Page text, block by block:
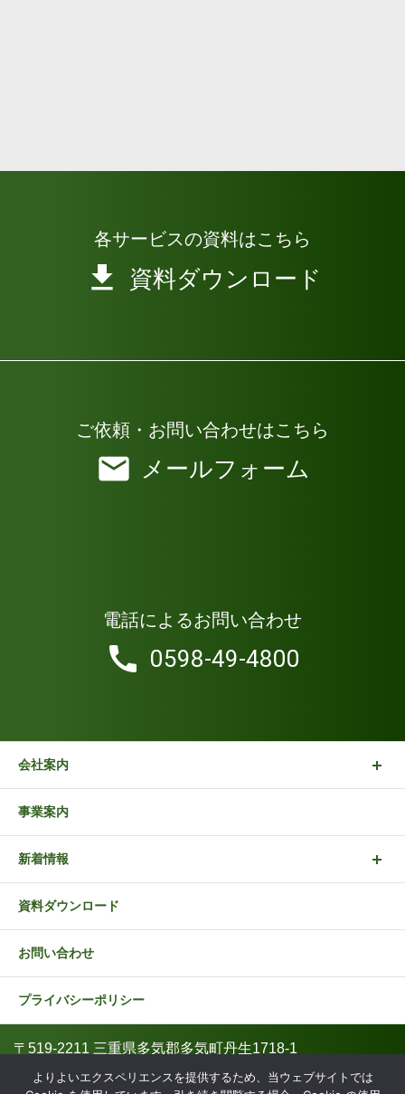
各サービスの資料はこちら
資料ダウンロード
ご依頼・お問い合わせはこちら
メールフォーム
電話によるお問い合わせ
0598-49-4800
会社案内
事業案内
新着情報
資料ダウンロード
お問い合わせ
プライバシーポリシー
〒519-2211 三重県多気郡多気町丹生1718-1
0598-49-4800
よりよいエクスペリエンスを提供するため、当ウェブサイトでは